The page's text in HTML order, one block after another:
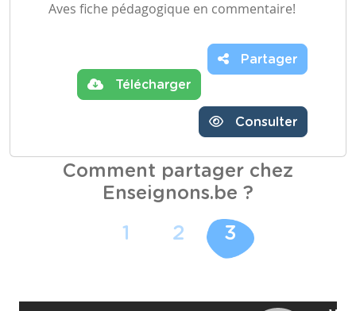
Aves fiche pédagogique en commentaire!
Télécharger
Partager
Consulter
Comment partager chez
Enseignons.be ?
1 2 3